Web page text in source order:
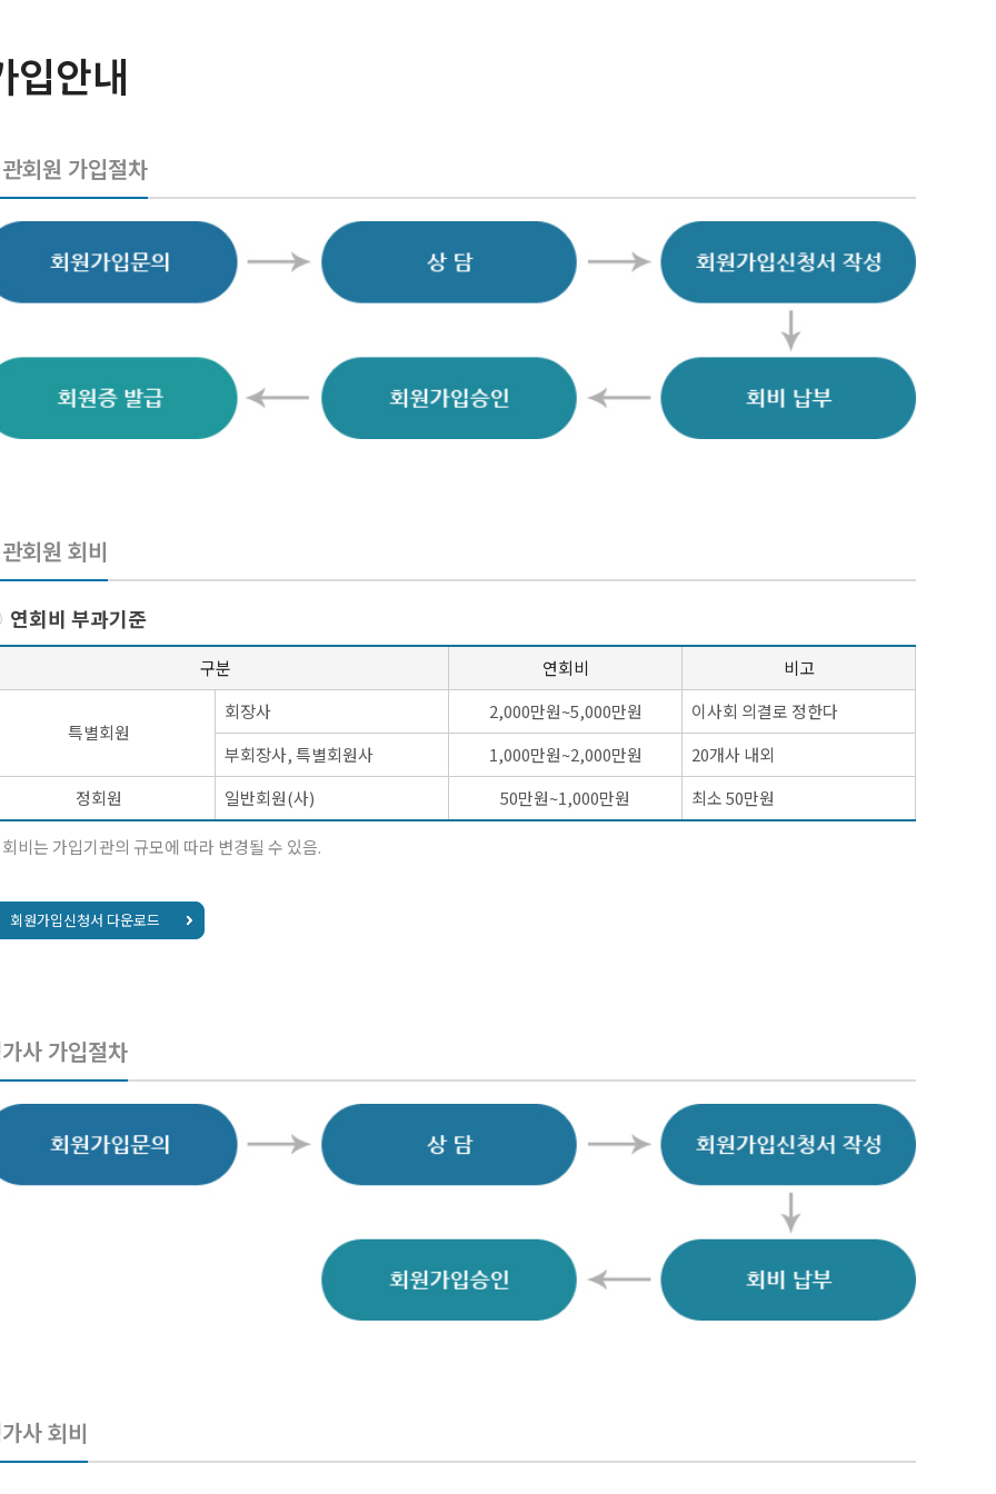
입안내
회원 가입절차
회원 회비
연회비 부과기준
구분 연회비 비고
특별회원
회장사 2,000만원~5,000만원
이사회 의결로 정한다
부회장사, 특별회원사
1,000만원~2,000만원
20개사 내외
정회원
일반회원(사) 50만원~1,000만원 최소 50만원
비는 가입기관의 규모에 따라 변경될 수 있음.
회원가입신청서 다운로드
사 가입절차
사 회비